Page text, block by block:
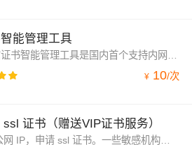
能管理工具
天威诚信证书智能管理工具是国内首个支持内网与公网同时扫描的智能管理工具。自动识别国际主流CA机构证书品牌及产品，无需手动搜索，就能自动发现网络中应用的SSL证书。并能同时管理自签名SSL证书和企业内部CA系统SSL证书。获取证书及服务器详情信息，各项参数一目了然。
¥ 10/次
证书（赠送VIP证书服务）